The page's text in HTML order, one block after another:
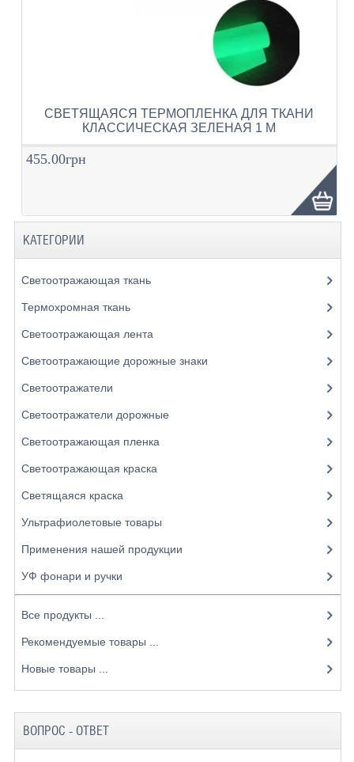
СВЕТЯЩАЯСЯ ТЕРМОПЛЕНКА ДЛЯ ТКАНИ
КЛАССИЧЕСКАЯ ЗЕЛЕНАЯ 1 М
455.00грн
КАТЕГОРИИ
Светоотражающая ткань
Термохромная ткань
Светоотражающая лента
Светоотражающие дорожные знаки
Светоотражатели
Светоотражатели дорожные
Светоотражающая пленка
Светоотражающая краска
Светящаяся краска
Ультрафиолетовые товары
Применения нашей продукции
УФ фонари и ручки
Все продукты ...
Рекомендуемые товары ...
Новые товары ...
ВОПРОС - ОТВЕТ